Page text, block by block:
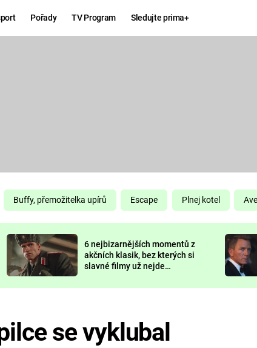
Pořady TV Program Sledujte prima+
DELIVERANCE
KOMEDIE
CHUCK
NORRIS
Buffy, přemožitelka upírů Escape Plnej kotel
6 nejbizarnějších momentů z
akčních klasik, bez kterých si
slavné filmy už nejde
se vyklubal